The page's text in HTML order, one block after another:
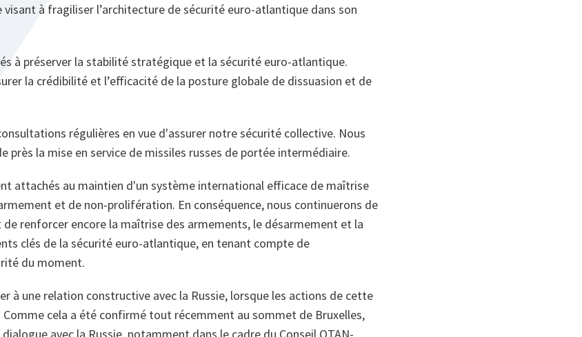
visant à fragiliser l’architecture de sécurité euro-atlantique dans son
à préserver la stabilité stratégique et la sécurité euro-atlantique.
la crédibilité et l’efficacité de la posture globale de dissuasion et de
régulières en vue d'assurer notre sécurité collective. Nous
près la mise en service de missiles russes de portée intermédiaire.
attachés au maintien d'un système international efficace de maîtrise
et de non-prolifération. En conséquence, nous continuerons de
renforcer encore la maîtrise des armements, le désarmement et la
clés de la sécurité euro-atlantique, en tenant compte de
du moment.
à une relation constructive avec la Russie, lorsque les actions de cette
cela a été confirmé tout récemment au sommet de Bruxelles,
avec la Russie, notamment dans le cadre du Conseil OTAN-